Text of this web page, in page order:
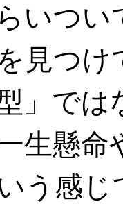
いつ
見つ
」で
生懸
う感じ